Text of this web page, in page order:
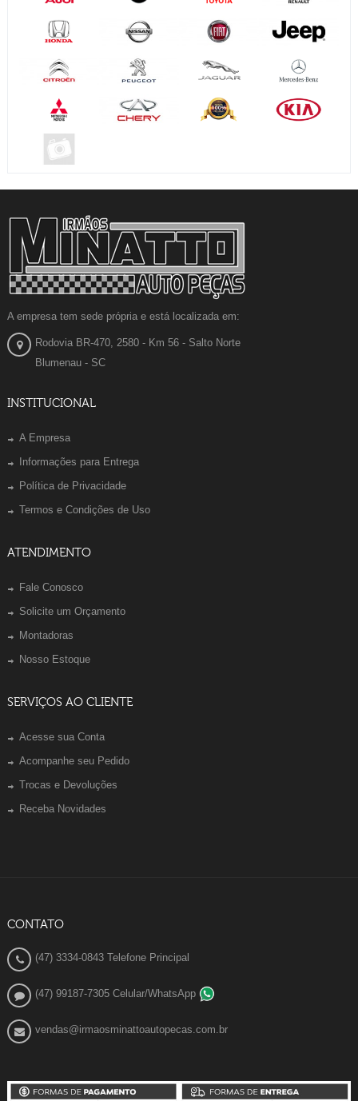
A empresa tem sede própria e está localizada em:
Rodovia BR-470, 2580 - Km 56 - Salto Norte
Blumenau - SC
INSTITUCIONAL
A Empresa
Informações para Entrega
Política de Privacidade
Termos e Condições de Uso
ATENDIMENTO
Fale Conosco
Solicite um Orçamento
Montadoras
Nosso Estoque
SERVIÇOS AO CLIENTE
Acesse sua Conta
Acompanhe seu Pedido
Trocas e Devoluções
Receba Novidades
CONTATO
(47) 3334-0843 Telefone Principal
(47) 99187-7305 Celular/WhatsApp
vendas@irmaosminattoautopecas.com.br